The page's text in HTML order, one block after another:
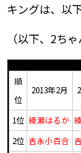
キングは、以
（以下、2ち
順
位
2013年2月
1位 綾瀬はるか
2位 吉永小百合